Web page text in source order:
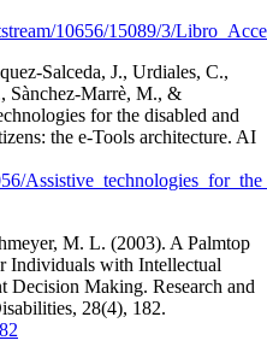
10656/15089/3/
Salceda, J., Urdiales, C.,
Sànchez-Marrè, M., &
for the disabled and
the e-Tools architecture. AI
M. L. (2003). A Palmtop
Individuals with Intellectual
Decision Making. Research and
28(4), 182.